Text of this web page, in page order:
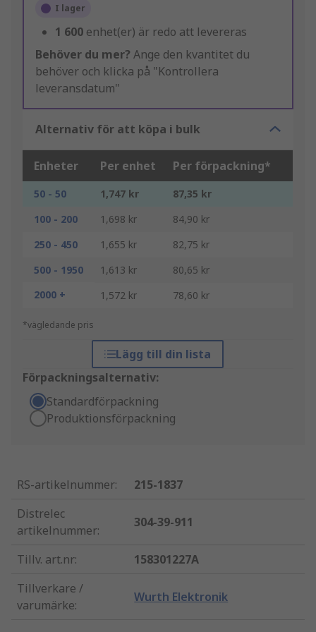
I lager
1 600 enhet(er) är redo att levereras
Behöver du mer? Ange den kvantitet du
behöver och klicka på "Kontrollera
leveransdatum"
Alternativ för att köpa i bulk
Enheter Per enhet Per förpackning*
50 - 50 1,747 kr
87,35 kr
100 - 200
1,698 kr
84,90 kr
250 - 450
1,655 kr
82,75 kr
500 - 1950
1,613 kr
80,65 kr
2000 +
1,572 kr 78,60 kr
*vägledande pris
Lägg till din lista
Förpackningsalternativ:
Standardförpackning
Produktionsförpackning
RS-artikelnummer:
215-1837
Distrelec
artikelnummer:
304-39-911
Tillv. art.nr:
158301227A
Tillverkare /
varumärke:
Wurth Elektronik